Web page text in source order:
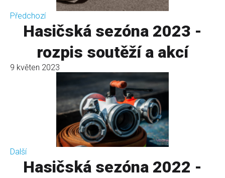
Předchozí
Hasičská sezóna 2023 -
rozpis soutěží a akcí
9 květen 2023
Další
Hasičská sezóna 2022 -